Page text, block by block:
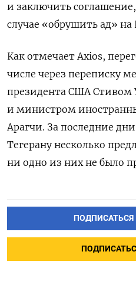
и заключить
случае «обрушить ад» на
Как отмечает Axios,
числе через переписку
президента США
и министром
Арагчи. За последние
Тегерану несколько
ни одно из них не было
ПОДПИСАТЬСЯ